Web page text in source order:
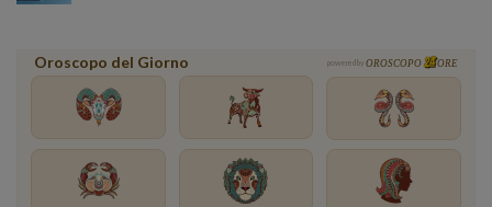
Oroscopo del Giorno powered by OROSCOPO ORE